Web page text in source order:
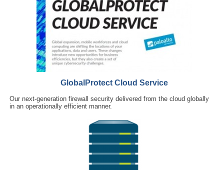
GlobalProtect Cloud Service
Our next-generation firewall security delivered from the cloud globally
in an operationally efficient manner.